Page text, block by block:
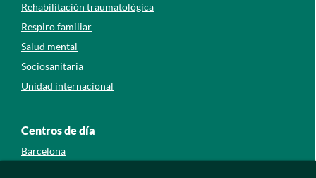
Rehabilitación traumatológica
Respiro familiar
Salud mental
Sociosanitaria
Unidad internacional
Centros de día
Barcelona